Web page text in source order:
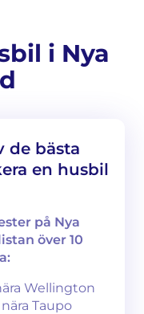
i Nya
de bästa
en husbil
på Nya
över 10
Wellington
Taupo